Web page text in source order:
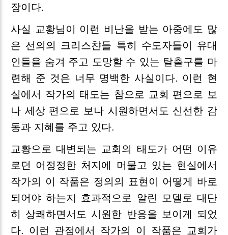
장이다.
사실 교황님이 이런 비난을 받는 아중에도 많
은 선의의 크리스챤들 특히 수도자들이 유대
인들을 숨겨 주고 도망할 수 있는 탈출구를 마
련해 준 것은 너무 명백한 사실이다. 이런 현
실에서 작가의 태도는 참으로 교회 편으로 보
나 세상 편으로 보나 시원하면서도 신선한 감
동과 지혜를 주고 있다.
교황으로 대변되는 교회의 태도가 어떤 이유
로던 어정정한 처지에 머물고 있는 현실에서
작가의 이 작품은 정의의 표현이 어떻게 바로
되어야 하는지 효과적으로 알린 모델로 대단
히 상쾌하면서도 시원한 반응을 보이게 되었
다. 이런 관점에서 작가의 이 작품은 교회가